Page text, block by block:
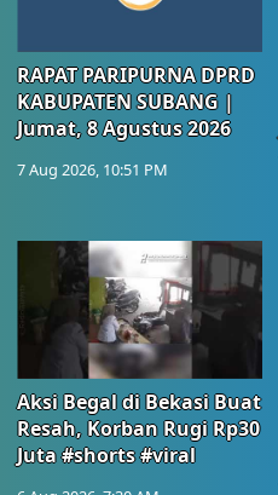
RAPAT PARIPURNA DPRD
KABUPATEN SUBANG |
Jumat, 8 Agustus 2026
7 Aug 2026, 10:51 PM
Aksi Begal di Bekasi Buat
Resah, Korban Rugi Rp30
Juta #shorts #viral